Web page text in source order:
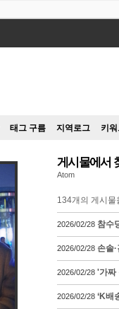
태그 구름 지역로그 키
게시물에서
Atom
134개의 게시물
2026/02/28 참수
2026/02/28 손솔
2026/02/28 '가짜
2026/02/28 ‘K배